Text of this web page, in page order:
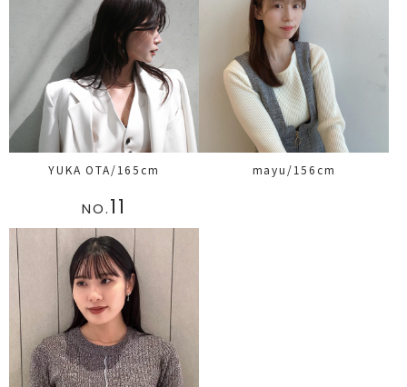
YUKA OTA/165cm mayu/156cm
NO.11